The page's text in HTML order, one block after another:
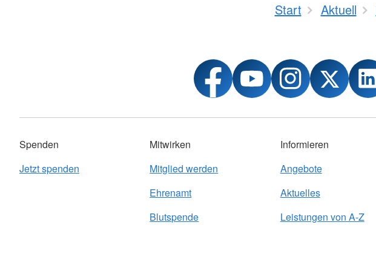
Start Aktuell
Spenden
Jetzt spenden
Mitwirken
Mitglied werden
Ehrenamt
Blutspende
Informieren
Angebote
Aktuelles
Leistungen von A-Z